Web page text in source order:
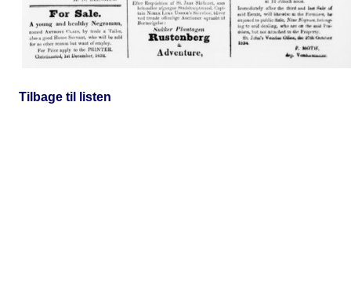
Tilbage til listen